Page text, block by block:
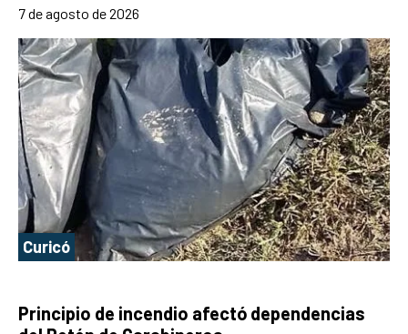
7 de agosto de 2026
Curicó
Principio de incendio afectó dependencias